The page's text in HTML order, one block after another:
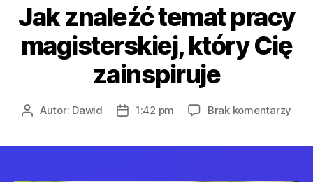
Jak znaleźć temat pracy
magisterskiej, który Cię
zainspiruje
AutorAutor: Dawid
Data1:42 pm Brak komentarzy